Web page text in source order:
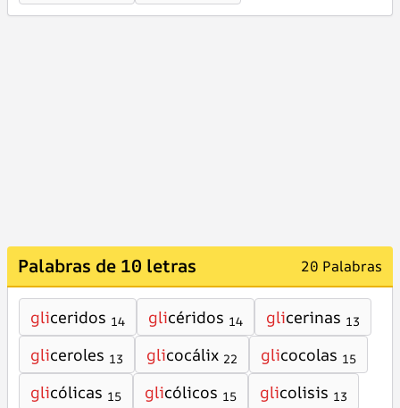
Palabras de 10 letras 20 Palabras
gliceridos 14 glicéridos 14 glicerinas 13
gliceroles 13 glicocálix 22 glicocolas 15
glicólicas 15 glicólicos 15 glicolisis 13